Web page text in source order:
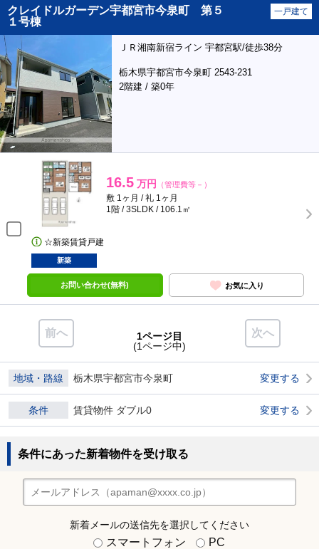
クレイドルガーデン宇都宮市今泉町 第５
１号棟
一戸建て
ＪＲ湘南新宿ライン 宇都宮駅/徒歩38分
栃木県宇都宮市今泉町 2543-231
2階建 / 築0年
16.5 万円 （管理費等－）
敷 1ヶ月 / 礼 1ヶ月
1階 / 3SLDK / 106.1㎡
☆新築賃貸戸建
新築
お問い合わせ(無料) お気に入り
前へ 次へ
1ページ目
(1ページ中)
地域・路線 栃木県宇都宮市今泉町 変更する
条件 賃貸物件 ダブル0 変更する
条件にあった新着物件を受け取る
新着メールの送信先を選択してください
スマートフォン PC